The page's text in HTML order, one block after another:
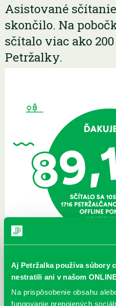
Aj Petržalka používa súbory
nestratili ani v našom
Na prispôsobenie obsahu
fungovanie prepojených
Asistované
skončilo. Na
sčítalo viac ako
Petržalky.
Zverejnené 14.06.2021,
Sme veľmi radi, že sme mohli byť pri
nápomocní. Na pobočkách našej